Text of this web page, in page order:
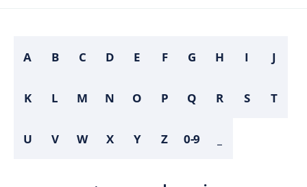
A B C D E F G H I J
K L M N O P Q R S T
U V W X Y Z 0-9